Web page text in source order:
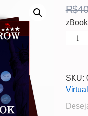
R$
SKU:
Virtual